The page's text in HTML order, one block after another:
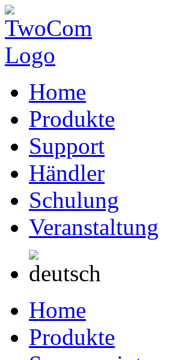
Home
Produkte
Support
Händler
Schulung
Veranstaltung
Home
Produkte